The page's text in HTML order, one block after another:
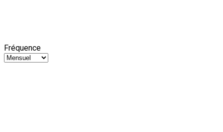
Fréquence